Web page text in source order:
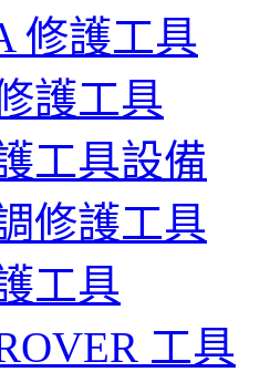
修護工具
護工具
工具設備
修護工具
工具
工具